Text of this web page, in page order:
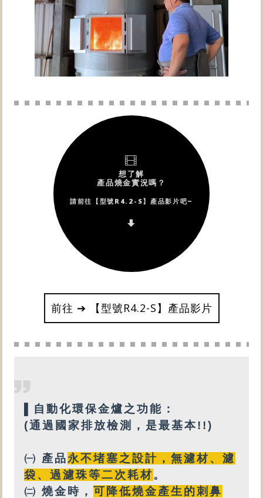
前往 ➔ 【型號R4.2-S】產品影片
自動化環保金爐之功能：
(通過國家排放檢測，是最基本!!)
㈠ 產品永不堵塞之設計 ， 無濾材、濾
袋、過濾珠等二次耗材。
㈡ 燒金時， 可降低燒金產生的刺鼻